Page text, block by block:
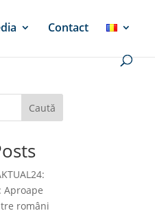
Contact
Caută
Aproape
români